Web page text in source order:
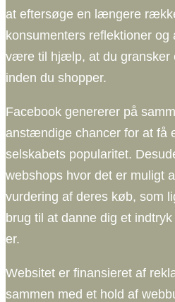
at eftersøge en længere
konsumenters reflektioner og
være til hjælp, at du gransker
inden du shopper.
Facebook genererer på
anstændige chancer for at få
selskabets popularitet.
webshops hvor det er muligt
vurdering af deres køb, som
brug til at danne dig et
er.
Websitet er finansieret af
sammen med et hold af